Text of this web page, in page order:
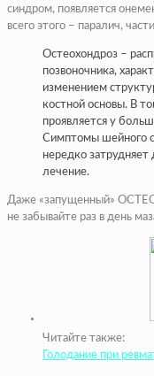
синдром, появляется
всего этого – паралич,
Остеохондроз –
позвоночника,
изменением
костной основы. В
проявляется у
Симптомы шейного
нередко
лечение.
Даже «запущенный»
не забывайте раз в день
Читайте также:
Голодание при